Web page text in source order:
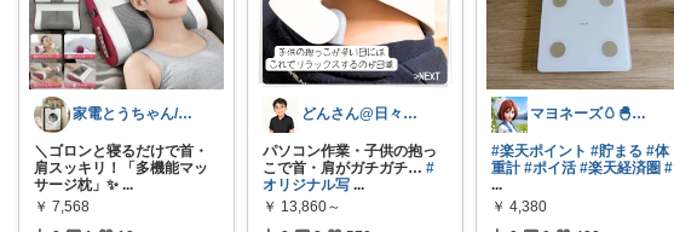
家電とうちゃん/2児のパパ✨️購入感謝！
​＼ゴロンと寝るだけで首・
肩スッキリ！「多機能マッ
サージ枕」✨ ...
￥ 7,568
どんさん@日々の生活に彩りを
パソコン作業・子供の抱っ
こで首・肩がガチガチ…#
オリジナル写 ...
￥ 13,860～
マヨネーズ🥚‪🐣✨️お礼はプロフで♪
#楽天ポイント #貯まる #体
重計 #ポイ活 #楽天経済圏 #
...
￥ 4,380